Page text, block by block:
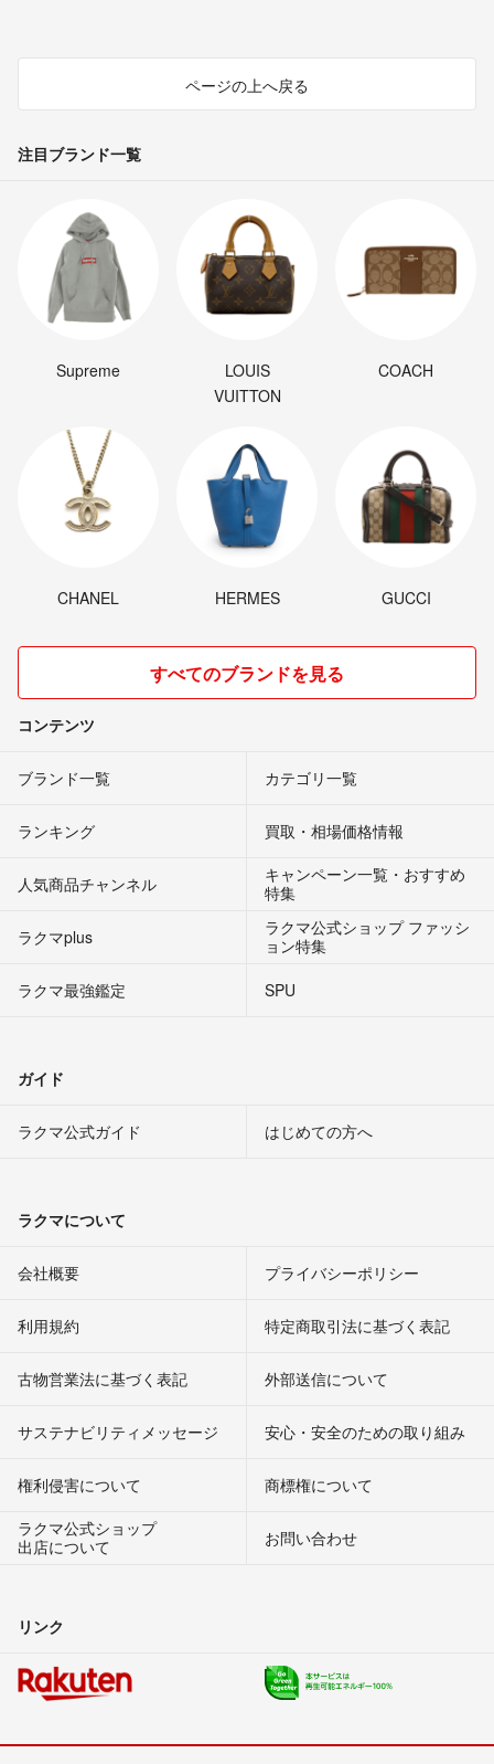
ページの上へ戻る
注目ブランド一覧
Supreme
LOUIS
VUITTON
COACH
CHANEL HERMES GUCCI
すべてのブランドを見る
コンテンツ
ブランド一覧 カテゴリ一覧
ランキング 買取・相場価格情報
人気商品チャンネル
キャンペーン一覧・おすすめ
特集
ラクマplus
ラクマ公式ショップ ファッシ
ョン特集
ラクマ最強鑑定
SPU
ガイド
ラクマ公式ガイド はじめての方へ
ラクマについて
会社概要 プライバシーポリシー
利用規約 特定商取引法に基づく表記
古物営業法に基づく表記 外部送信について
サステナビリティメッセージ 安心・安全のための取り組み
権利侵害について
商標権について
ラクマ公式ショップ
出店について
お問い合わせ
リンク